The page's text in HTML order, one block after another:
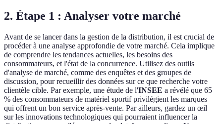
2. Étape 1 : Analyser votre marché
Avant de se lancer dans la gestion de la distribution, il est crucial de
procéder à une analyse approfondie de votre marché. Cela implique
de comprendre les tendances actuelles, les besoins des
consommateurs, et l'état de la concurrence. Utilisez des outils
d'analyse de marché, comme des enquêtes et des groupes de
discussion, pour recueillir des données sur ce que recherche votre
clientèle cible. Par exemple, une étude de l'INSEE a révélé que 65
% des consommateurs de matériel sportif privilégient les marques
qui offrent un bon service après-vente. Par ailleurs, gardez un œil
sur les innovations technologiques qui pourraient influencer la